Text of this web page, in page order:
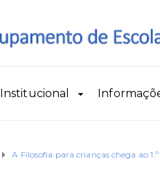
Institucional
A Filosofia para crianças chega ao